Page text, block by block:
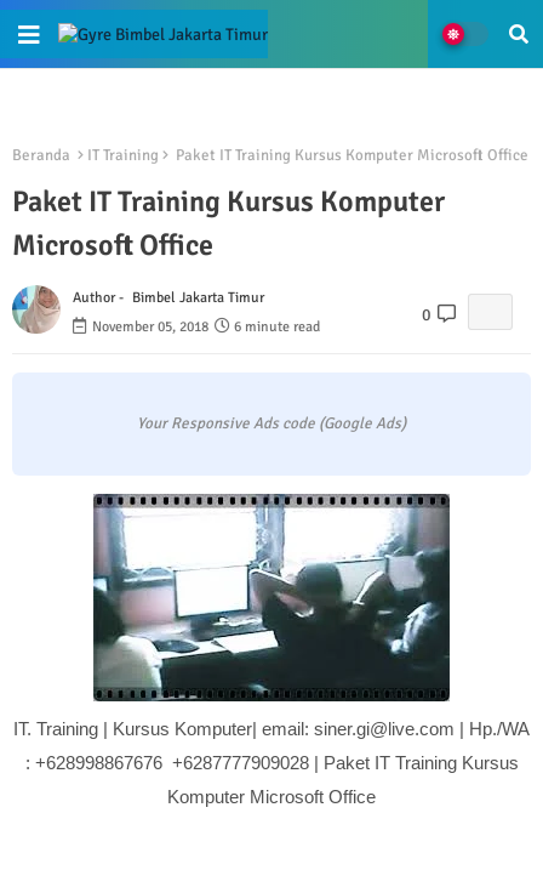
Beranda IT Training Paket IT Training Kursus Komputer Microsoft Office
Paket IT Training Kursus Komputer
Microsoft Office
Author - Bimbel Jakarta Timur
November 05, 2018
6 minute read
0
Your Responsive Ads code (Google Ads)
IT. Training | Kursus Komputer| email: siner.gi@live.com | Hp./WA
: +628998867676 +6287777909028 | Paket IT Training Kursus
Komputer Microsoft Office